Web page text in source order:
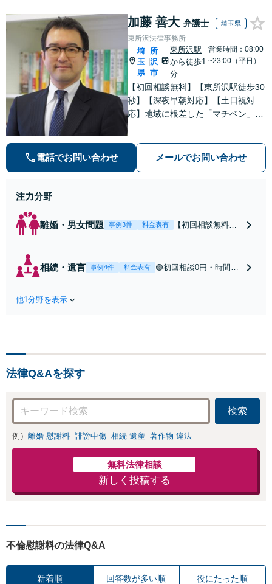
負担を軽減「弁護
士の交渉で慰謝料
金額アップ／減額
交渉も対応可」
【完全個室対応】
お店の風評被害対
策／売り上げ低下
防止のために尽
力」加害者側の対
応可：開示請求の
意見照会が来たと
きの対処法、被害
者との示談交渉
加藤 善大 弁護士 埼玉県
東所沢法律事務所
埼
玉
県
所
沢
市
東所沢駅
から徒歩1
分
営業時間：08:00
~23:00（平日）
【初回相談無料】【東所沢駅徒歩30
秒】【深夜早朝対応】【土日祝対
応】地域に根差した「マチベン」と
て出張相談も承ります。リーズナブ
ルな料金体系をご提供しています。
電話でお問い合わせ メールでお問い合わせ
注力分野
離婚・男女問題 事例3件 料金表有
【初回相談無料】
応】中高年離婚／
相続・遺言 事例4件 料金表有
🟢初回相談0円・時間無
弟、親戚とのトラブル
沢駅30秒】
他1分野を表示
法律Q&Aを探す
検索
例） 離婚 慰謝料 誹謗中傷 相続 遺産 著作物 違法
無料法律相談
新しく投稿する
不倫慰謝料の法律Q&A
新着順 回答数が多い順 役にたった順